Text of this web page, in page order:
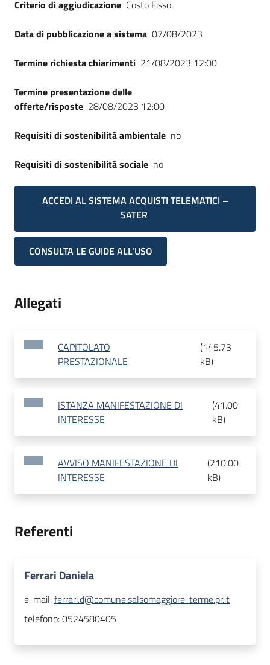
Criterio di aggiudicazione Costo Fisso
Data di pubblicazione a sistema 07/08/2023
Termine richiesta chiarimenti 21/08/2023 12:00
Termine presentazione delle
offerte/risposte 28/08/2023 12:00
Requisiti di sostenibilità ambientale no
Requisiti di sostenibilità sociale no
ACCEDI AL SISTEMA ACQUISTI TELEMATICI –
SATER
CONSULTA LE GUIDE ALL'USO
Allegati
CAPITOLATO
PRESTAZIONALE
(145.73
kB)
ISTANZA MANIFESTAZIONE DI
INTERESSE
(41.00
kB)
AVVISO MANIFESTAZIONE DI
INTERESSE
(210.00
kB)
Referenti
Ferrari Daniela
e-mail:ferrari.d@comune.salsomaggiore-terme.pr.it
telefono:0524580405